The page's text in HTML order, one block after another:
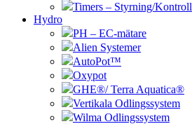
Timers – Styrning/Kontroll
Hydro
PH – EC-mätare
Alien Systemer
AutoPot™
Oxypot
GHE®/ Terra Aquatica®
Vertikala Odlingssystem
Wilma Odlingssystem